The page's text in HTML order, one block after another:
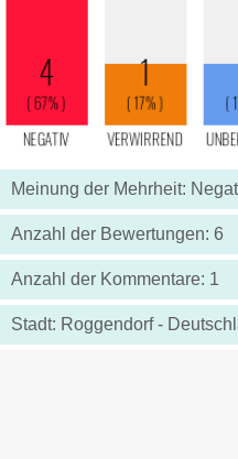
Meinung der Mehrheit:
Anzahl der Bewertungen: 6
Anzahl der Kommentare: 1
Stadt: Roggendorf -